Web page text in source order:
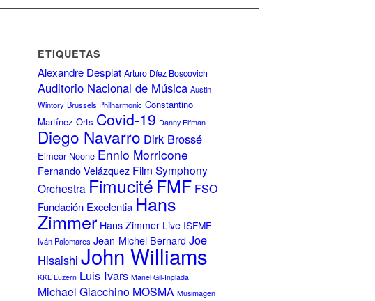
ETIQUETAS
Alexandre Desplat Arturo Díez Boscovich
Auditorio Nacional de Música Austin
Wintory Brussels Philharmonic Constantino
Martínez-Orts Covid-19 Danny Elfman
Diego Navarro Dirk Brossé
Eimear Noone Ennio Morricone
Fernando Velázquez Film Symphony
Orchestra Fimucité FMF FSO
Fundación Excelentia Hans
Zimmer Hans Zimmer Live ISFMF
Iván Palomares Jean-Michel Bernard Joe
Hisaishi John Williams
KKL Luzern Luis Ivars Manel Gil-Inglada
Michael Giacchino MOSMA Musimagen